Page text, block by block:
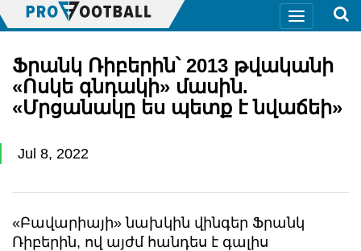
Ֆրանկ Ռիբերին՝ 2013 թվականի
«Ոսկե գնդակի» մասին.
«Մրցանակը ես պետք է նվաճեի»
Jul 8, 2022
«Բավարիայի» նախկին վինգեր Ֆրանկ
Ռիբերին, ով այժմ հանդես է գալիս